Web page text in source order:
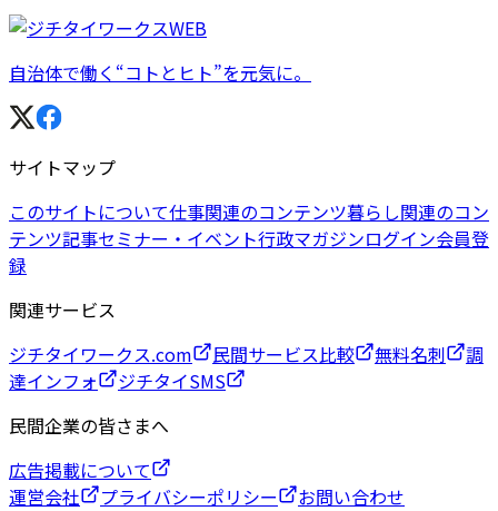
自治体で働く“コトとヒト”を元気に。
サイトマップ
このサイトについて仕事関連のコンテンツ暮らし関連のコン
テンツ記事セミナー・イベント行政マガジンログイン会員登
録
関連サービス
ジチタイワークス.com
民間サービス比較 無料名刺
調
達インフォ
ジチタイSMS
民間企業の皆さまへ
広告掲載について
運営会社
プライバシーポリシー
お問い合わせ